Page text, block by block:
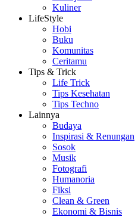
Kuliner
LifeStyle
Hobi
Buku
Komunitas
Ceritamu
Tips & Trick
Life Trick
Tips Kesehatan
Tips Techno
Lainnya
Budaya
Inspirasi & Renungan
Sosok
Musik
Fotografi
Humanoria
Fiksi
Clean & Green
Ekonomi & Bisnis